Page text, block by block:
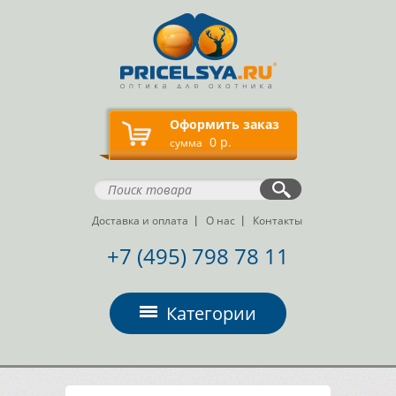
Оформить заказ
сумма 0 р.
Доставка и оплата О нас Контакты
+7 (495) 798 78 11
Категории